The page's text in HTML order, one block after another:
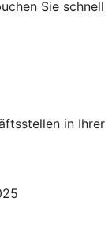
Sie schnell
in Ihrer